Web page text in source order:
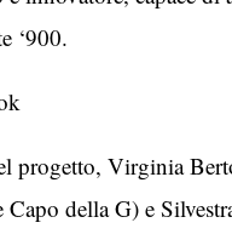
‘900.
progetto, Virginia
Capo della G) e